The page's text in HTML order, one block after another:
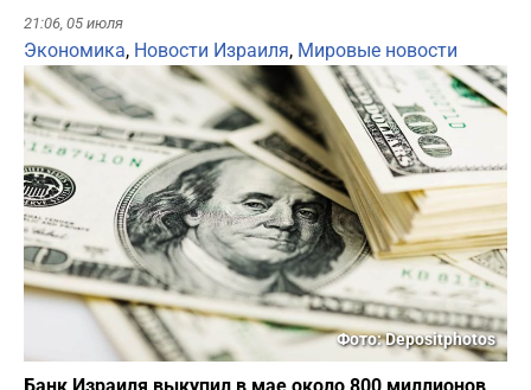
21:06, 05 июля
Экономика, Новости Израиля, Мировые новости
Фото: Depositphotos